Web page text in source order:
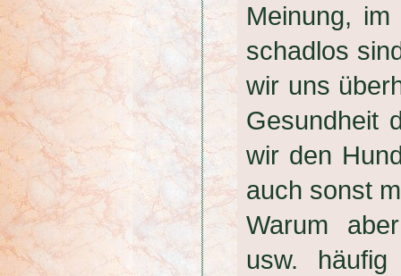
Meinung,
schadlos
wir uns
Gesundheit
wir den
auch sonst
Warum
usw.